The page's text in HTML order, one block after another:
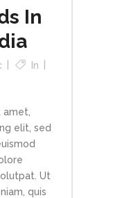
In
In
elit, sed
Ut
quis